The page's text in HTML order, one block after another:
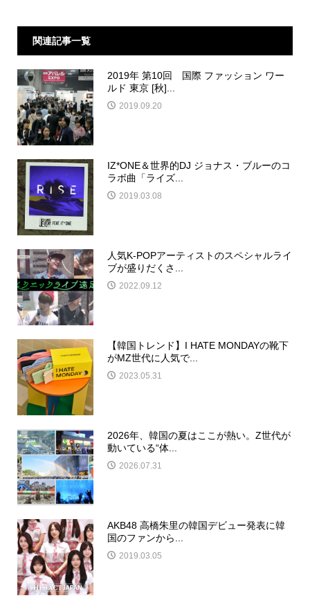
関連記事一覧
2019年 第10回 国際 ファッション ワー
ルド 東京 [秋]...
2019.09.20
IZ*ONE＆世界的DJ ジョナス・ブルーのコ
ラボ曲「ライズ...
2019.03.08
人気K-POPアーティストのスペシャルライ
ブが盛りだくさ...
2022.09.12
【韓国トレンド】I HATE MONDAYの靴下
がMZ世代に人気で...
2023.05.31
2026年、韓国の夏はここが熱い。Z世代が
動いている“体...
2026.07.31
AKB48 高橋朱里の韓国デビュー発表に韓
国のファンから...
2019.03.05